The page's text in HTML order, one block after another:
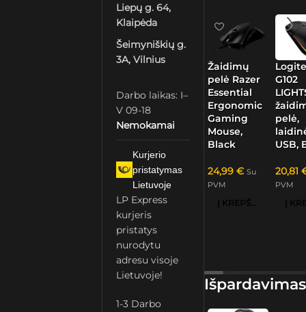
Liepų g. 64,
Klaipėda
Šeimyniškių g.
3A, Vilnius
Darbo laikas: I–
V 09-18
Nemokamai
Kurjerio
pristatymas
Lietuvoje
LP Express
kurjeris
pristatys
nurodytu
adresu visoje
Lietuvoje!
1-3 Darbo
Žaidimų
pelė Razer
Essential
Ergonomic
Gaming
Mouse,
Black
24,99 € Su
PVM
Į KREPŠELĮ
G102
pelė,
USB,
20,81
PVM
Išpardavimas